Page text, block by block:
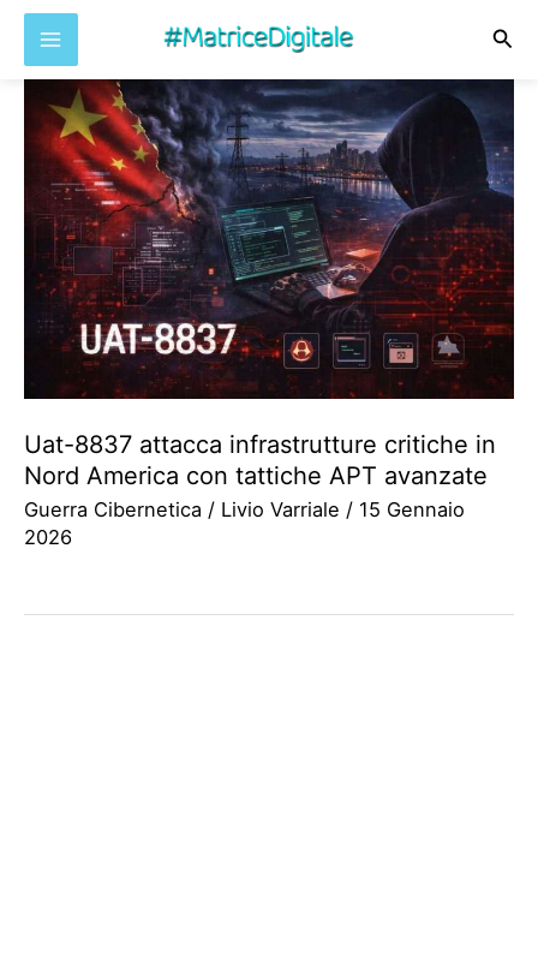
contenuto
Uat-8837 attacca infrastrutture critiche in
Nord America con tattiche APT avanzate
Guerra Cibernetica / Livio Varriale / 15 Gennaio
2026